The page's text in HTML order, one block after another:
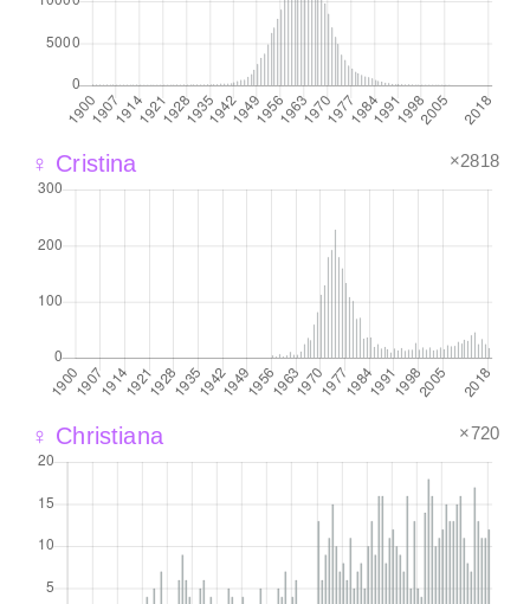
♀ Cristina ×2818
♀ Christiana ×720